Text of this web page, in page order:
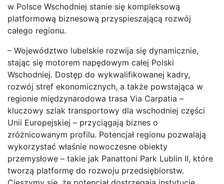
w Polsce Wschodniej stanie się kompleksową
platformową biznesową przyspieszającą rozwój
całego regionu.
– Województwo lubelskie rozwija się dynamicznie,
stając się motorem napędowym całej Polski
Wschodniej. Dostęp do wykwalifikowanej kadry,
rozwój stref ekonomicznych, a także powstająca w
regionie międzynarodowa trasa Via Carpatia –
kluczowy szlak transportowy dla wschodniej części
Unii Europejskiej – przyciągają biznes o
zróżnicowanym profilu. Potencjał regionu pozwalają
wykorzystać właśnie nowoczesne obiekty
przemysłowe – takie jak Panattoni Park Lublin II, które
tworzą platformę do rozwoju przedsiębiorstw.